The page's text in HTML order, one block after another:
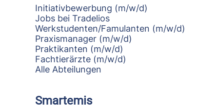
Initiativbewerbung (m/w/d)
Jobs bei Tradelios
Werkstudenten/Famulanten (m/w/d)
Praxismanager (m/w/d)
Praktikanten (m/w/d)
Fachtierärzte (m/w/d)
Alle Abteilungen
Smartemis